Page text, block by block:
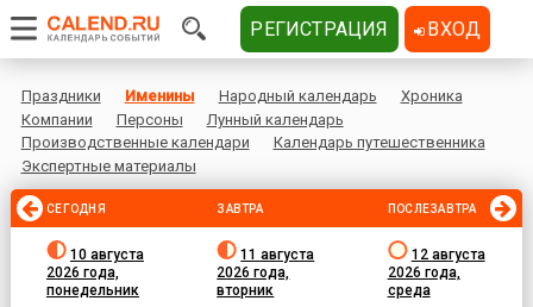
Праздники Именины Народный календарь
Хроника
Компании
Персоны
Лунный календарь
Производственные календари
Календарь путешественника
Экспертные материалы
СЕГОДНЯ
10 августа
2026 года,
понедельник
ЗАВТРА
11 августа
2026 года,
вторник
ПОСЛЕЗАВТРА
12 августа
2026 года,
среда
РЕГИСТРАЦИЯ ВХОД